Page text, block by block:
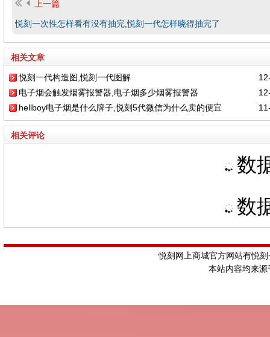
上一篇
悦刻一次性怎样看有没有抽完,悦刻一代怎样晓得抽完了
相关文章
悦刻一代构造图,悦刻一代图解
电子烟会触发烟雾报警器,电子烟多少烟雾报警器
hellboy电子烟是什么牌子,悦刻5代微信为什么卖的便宜
相关评论
数
数
悦刻网上商城官方网站有悦
本站内容均来